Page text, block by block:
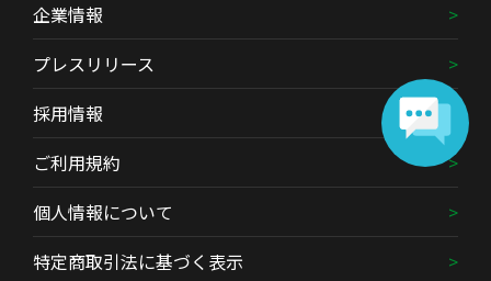
企業情報
プレスリリース
採用情報
ご利用規約
個人情報について
特定商取引法に基づく表示